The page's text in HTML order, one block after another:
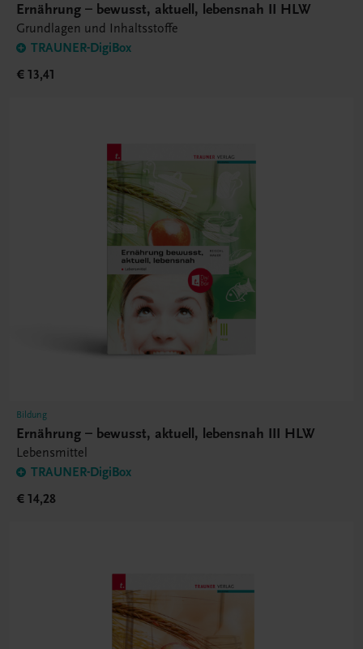
Ernährung – bewusst, aktuell, lebensnah II HLW
Grundlagen und Inhaltsstoffe
TRAUNER-DigiBox
€ 13,41
Bildung
Ernährung – bewusst, aktuell, lebensnah III HLW
Lebensmittel
TRAUNER-DigiBox
€ 14,28